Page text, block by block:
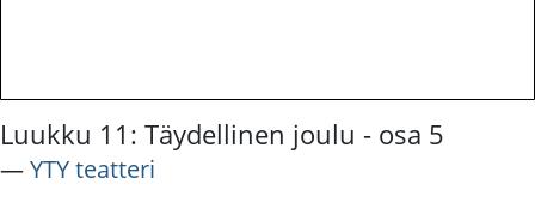
Luukku 11: Täydellinen joulu - osa 5
―YTY teatteri